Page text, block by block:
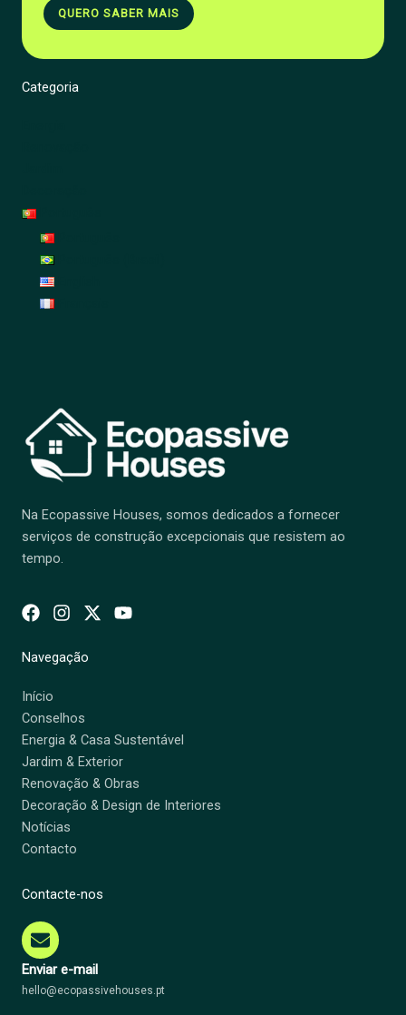
QUERO SABER MAIS
Categoria
Na Ecopassive Houses, somos dedicados a fornecer
serviços de construção excepcionais que resistem ao
tempo.
Navegação
Início
Conselhos
Energia & Casa Sustentável
Jardim & Exterior
Renovação & Obras
Decoração & Design de Interiores
Notícias
Contacto
Contacte-nos
Enviar e-mail
hello@ecopassivehouses.pt